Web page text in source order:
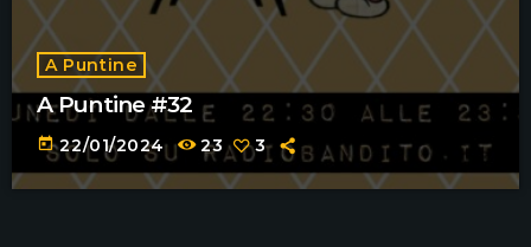
A Puntine
A Puntine #32
today 22/01/2024 23 3